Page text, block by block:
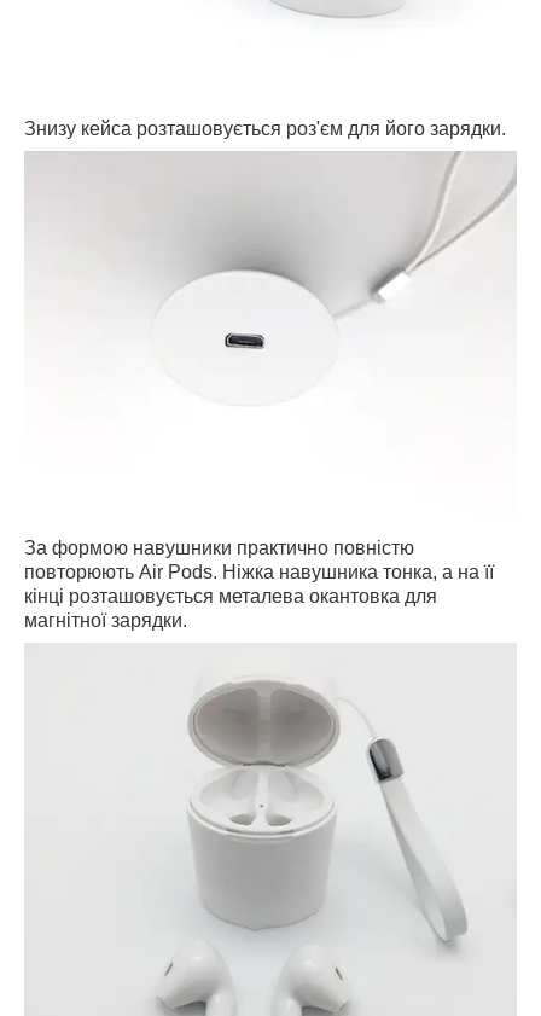
Знизу кейса розташовується роз'єм для його зарядки.
За формою навушники практично повністю
повторюють Air Pods. Ніжка навушника тонка, а на її
кінці розташовується металева окантовка для
магнітної зарядки.